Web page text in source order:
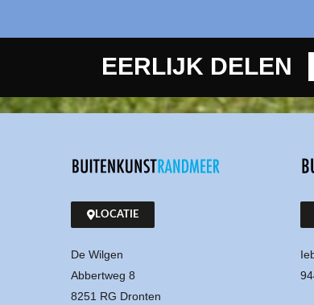
EERLIJK DELEN
LOCATIE
De Wilgen
Abbertweg 8
8251 RG Dronten